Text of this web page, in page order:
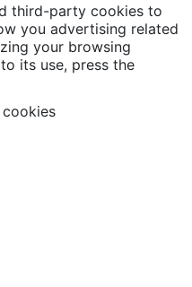
third-party cookies to
you advertising related
your browsing
its use, press the